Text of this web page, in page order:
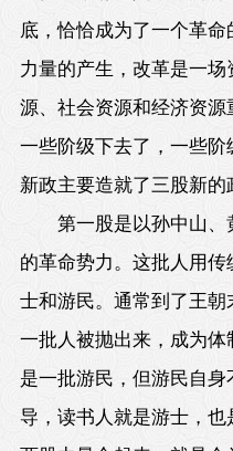
底，恰恰成为了一个革
力量的产生，改革是一
源、社会资源和经济资源
一些阶级下去了，一些阶
新政主要造就了三股新的
第一股是以孙中山、
的革命势力。这批人用
士和游民。通常到了王
一批人被抛出来，成为
是一批游民，但游民自身
导，读书人就是游士，